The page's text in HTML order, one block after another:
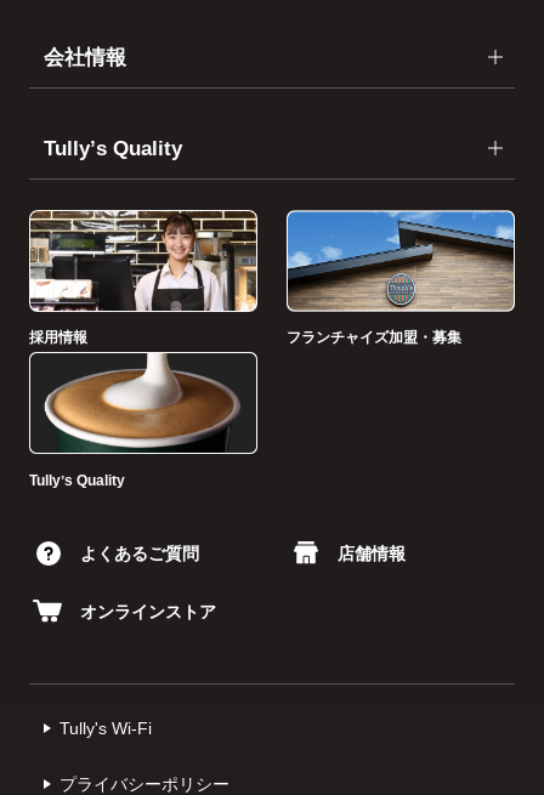
会社情報
Tullyʼs Quality
採用情報 フランチャイズ加盟・募集
Tullyʼs Quality
よくあるご質問 店舗情報
オンラインストア
Tully's Wi-Fi
プライバシーポリシー